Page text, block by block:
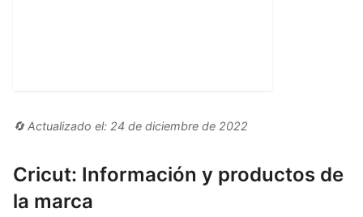
🔄 Actualizado el: 24 de diciembre de 2022
Cricut: Información y productos de
la marca